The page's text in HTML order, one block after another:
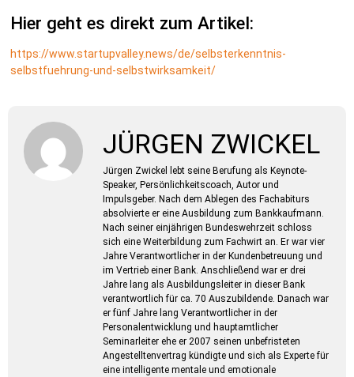
Hier geht es direkt zum Artikel:
https://www.startupvalley.news/de/selbsterkenntnis-
selbstfuehrung-und-selbstwirksamkeit/
JÜRGEN ZWICKEL
Jürgen Zwickel lebt seine Berufung als Keynote-
Speaker, Persönlichkeitscoach, Autor und
Impulsgeber. Nach dem Ablegen des Fachabiturs
absolvierte er eine Ausbildung zum Bankkaufmann.
Nach seiner einjährigen Bundeswehrzeit schloss
sich eine Weiterbildung zum Fachwirt an. Er war vier
Jahre Verantwortlicher in der Kundenbetreuung und
im Vertrieb einer Bank. Anschließend war er drei
Jahre lang als Ausbildungsleiter in dieser Bank
verantwortlich für ca. 70 Auszubildende. Danach war
er fünf Jahre lang Verantwortlicher in der
Personalentwicklung und hauptamtlicher
Seminarleiter ehe er 2007 seinen unbefristeten
Angestelltenvertrag kündigte und sich als Experte für
eine intelligente mentale und emotionale